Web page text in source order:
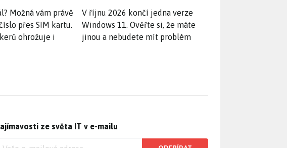
Možná vám právě
přes SIM kartu.
ohrožuje i
V říjnu 2026 končí jedna verze
Windows 11. Ověřte si, že máte
jinou a nebudete mít problém
ze světa IT v e-mailu